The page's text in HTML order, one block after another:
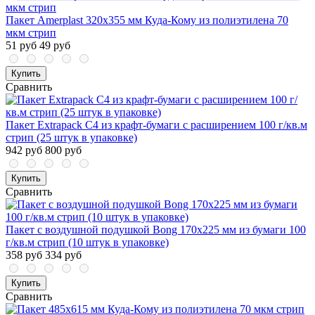
Пакет Amerplast 320x355 мм Куда-Кому из полиэтилена 70
мкм стрип
51 руб 49 руб
Купить
Сравнить
Пакет Extrapack С4 из крафт-бумаги с расширением 100 г/кв.м
стрип (25 штук в упаковке)
942 руб 800 руб
Купить
Сравнить
Пакет с воздушной подушкой Bong 170x225 мм из бумаги 100
г/кв.м стрип (10 штук в упаковке)
358 руб 334 руб
Купить
Сравнить